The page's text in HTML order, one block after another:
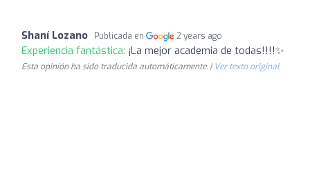
Shaní Lozano Publicada en 2 years ago
Experiencia fantástica: ¡La mejor academia de todas!!!!✨
Esta opinión ha sido traducida automáticamente. | Ver texto original